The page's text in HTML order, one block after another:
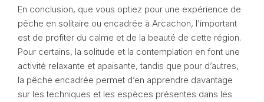
En conclusion, que vous optiez pour une expérience de
pêche en solitaire ou encadrée à Arcachon, l’important
est de profiter du calme et de la beauté de cette région.
Pour certains, la solitude et la contemplation en font une
activité relaxante et apaisante, tandis que pour d’autres,
la pêche encadrée permet d’en apprendre davantage
sur les techniques et les espèces présentes dans les